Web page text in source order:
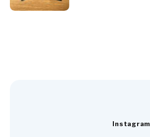
Instagram